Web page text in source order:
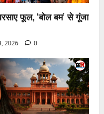
फूल, ‘बोल बम’ से गूंजा
2026 0